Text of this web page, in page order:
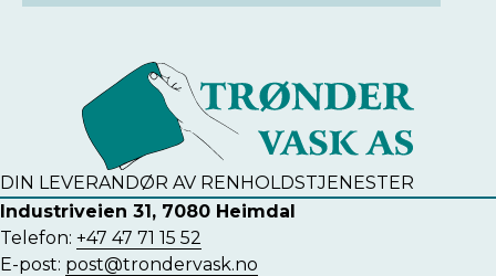
DIN LEVERANDØR AV RENHOLDSTJENESTER
Industriveien 31, 7080 Heimdal
Telefon: +47 47 71 15 52
E-post: post@trondervask.no